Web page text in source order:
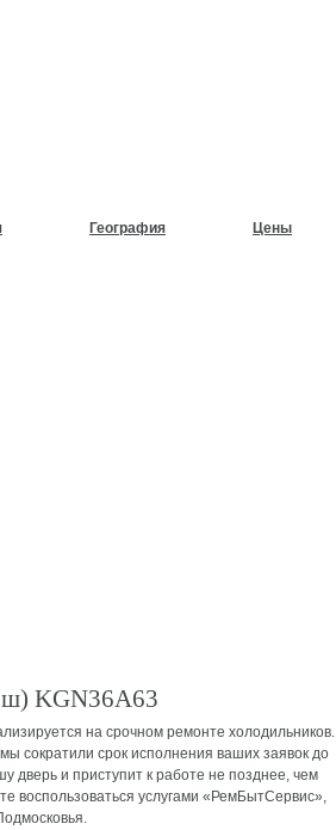
География Цены
KGN36A63
на срочном ремонте холодильников.
сократили срок исполнения ваших заявок до
дверь и приступит к работе не позднее, чем
воспользоваться услугами «РемБытСервис»,